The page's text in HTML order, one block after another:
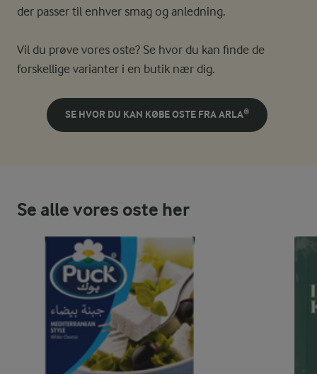
der passer til enhver smag og anledning.
Vil du prøve vores oste? Se hvor du kan finde de
forskellige varianter i en butik nær dig.
SE HVOR DU KAN KØBE OSTE FRA ARLA®
Se alle vores oste her